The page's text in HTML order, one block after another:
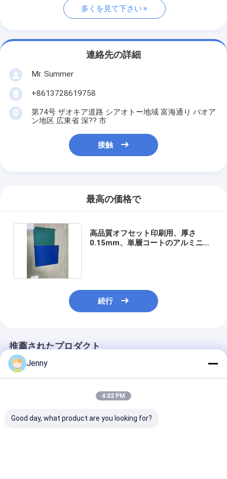
多くを見て下さい
連絡先の詳細
Mr. Summer
+8613728619758
第74号 ザオキア道路 シアオトー地域 富海通り バオア
ン地区 広東省 深?? 市
接触
最高の価格で
高品質オフセット印刷用、厚さ
0.15mm、単層コートのアルミニウ
続行
推薦されたプロダクト
Jenny
4:02 PM
Good day, what product are you looking for?